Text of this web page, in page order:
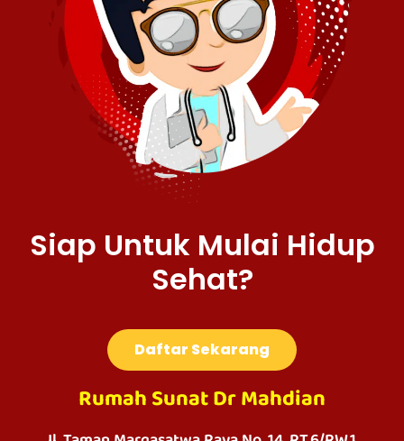
Siap Untuk Mulai Hidup
Sehat?
Daftar Sekarang
Rumah Sunat Dr Mahdian